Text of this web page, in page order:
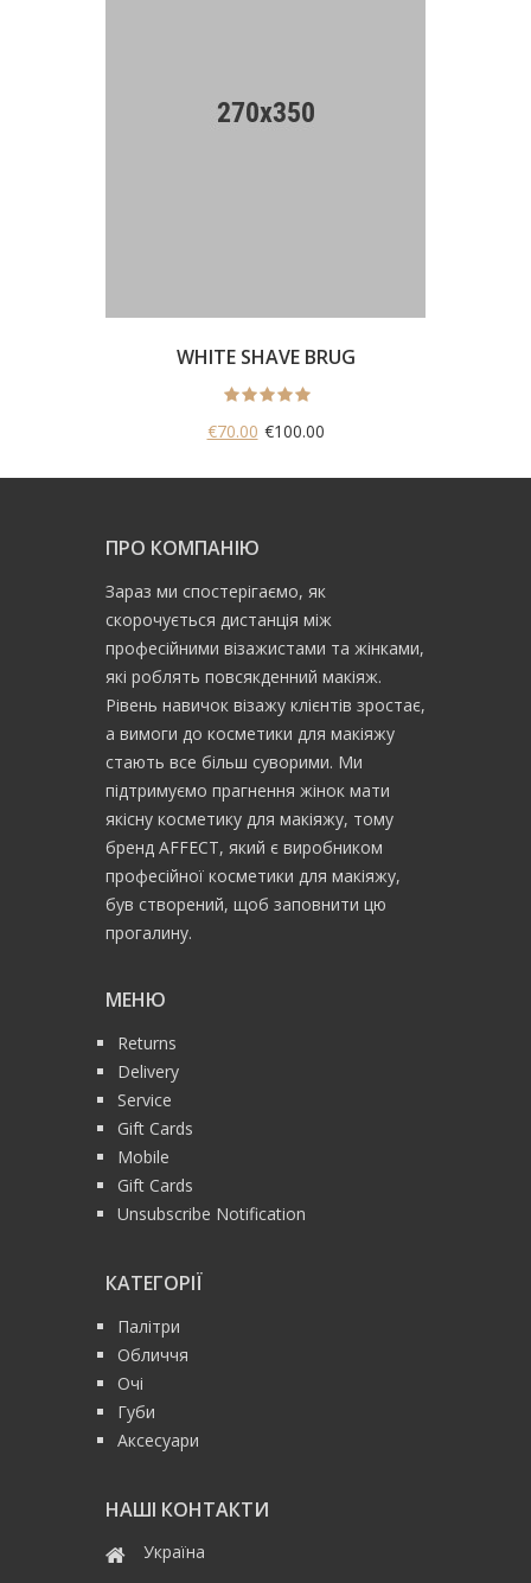
WHITE SHAVE BRUG
€70.00 €100.00
ПРО КОМПАНІЮ
Зараз ми спостерігаємо, як
скорочується дистанція між
професійними візажистами та жінками,
які роблять повсякденний макіяж.
Рівень навичок візажу клієнтів зростає,
а вимоги до косметики для макіяжу
стають все більш суворими. Ми
підтримуємо прагнення жінок мати
якісну косметику для макіяжу, тому
бренд AFFECT, який є виробником
професійної косметики для макіяжу,
був створений, щоб заповнити цю
прогалину.
МЕНЮ
Returns
Delivery
Service
Gift Cards
Mobile
Gift Cards
Unsubscribe Notification
КАТЕГОРІЇ
Палітри
Обличчя
Очі
Губи
Аксесуари
НАШІ КОНТАКТИ
Україна